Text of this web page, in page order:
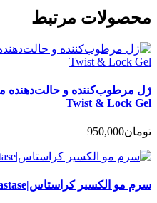
محصولات مرتبط
Twist & Lock Gel
تومان950,000
سرم مو الکسیر کراستاس|Elixir ultime hair oil kerastase